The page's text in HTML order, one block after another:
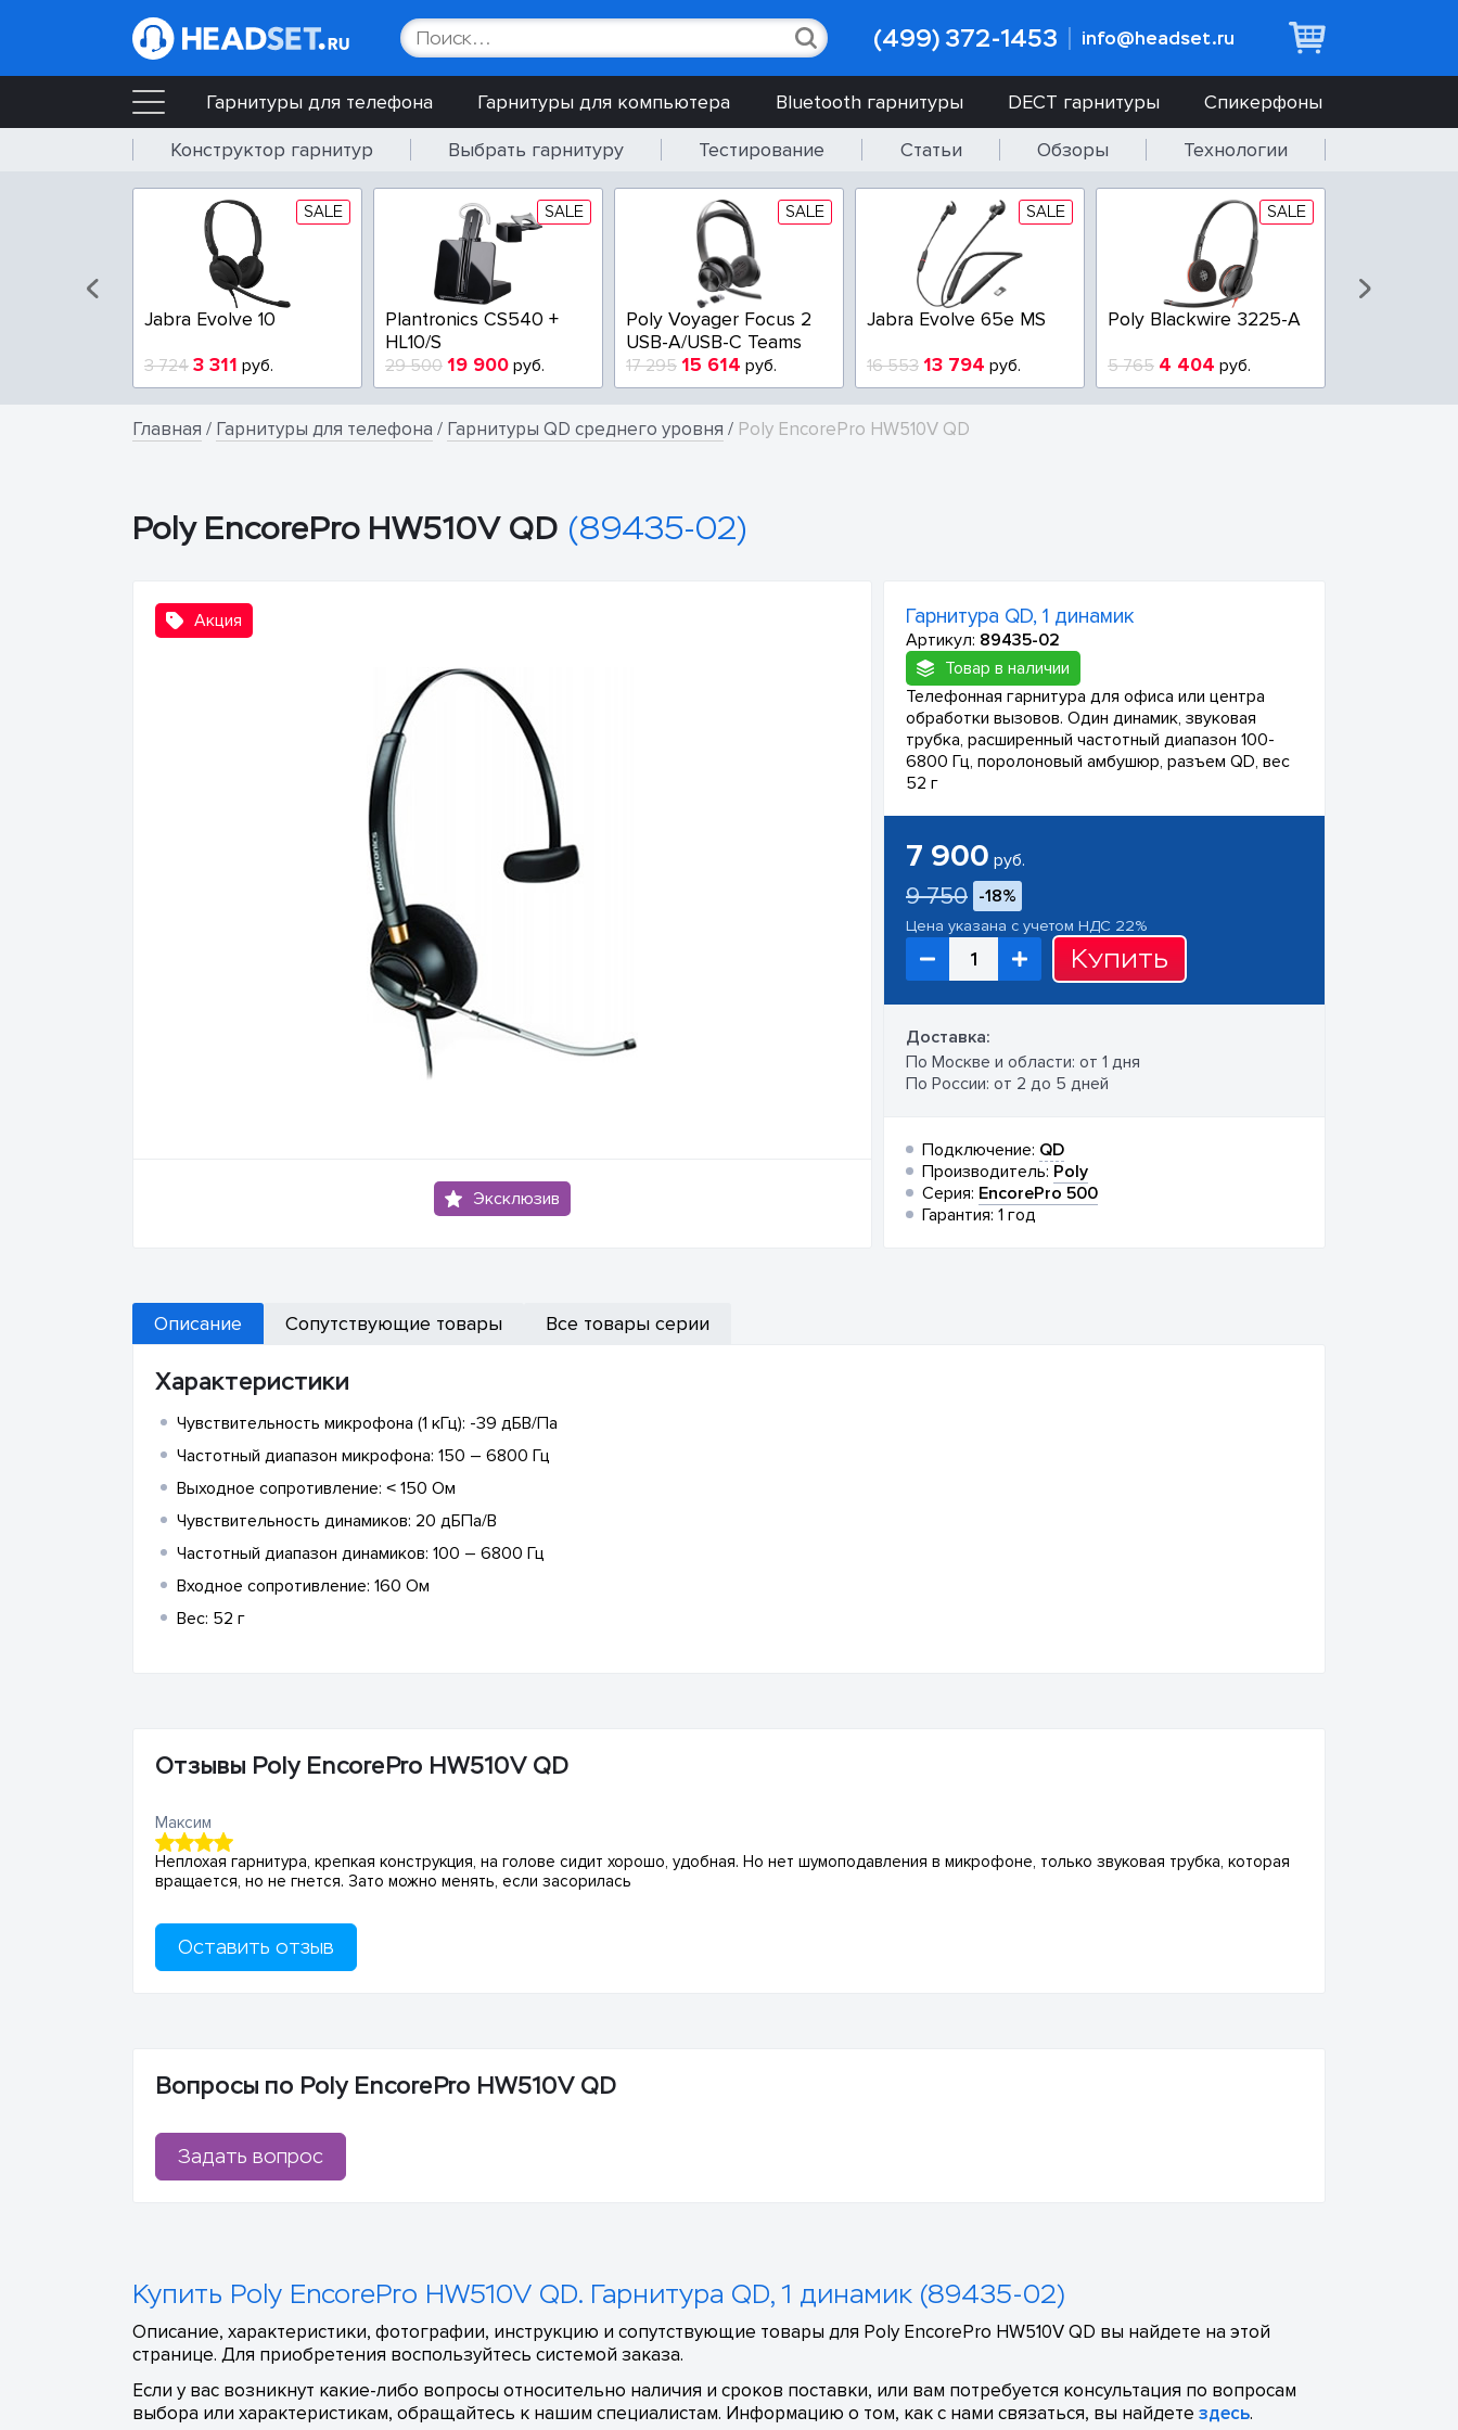
(499) 372-1453 info@headset.ru
Гарнитуры для телефона Гарнитуры для компьютера Bluetooth гарнитуры DECT гарнитуры
Спикерфоны
Конструктор гарнитур
Выбрать гарнитуру Тестирование Статьи Обзоры Технологии
SALE
Jabra Evolve 10
3 724 3 311 руб.
SALE
Plantronics CS540 +
HL10/S
29 500 19 900 руб.
SALE
Poly Voyager Focus 2
USB-A/USB-C Teams
17 295 15 614 руб.
SALE
Jabra Evolve 65e MS
16 553 13 794 руб.
SALE
Poly Blackwire 3225-A
5 765 4 404 руб.
Главная / Гарнитуры для телефона / Гарнитуры QD среднего уровня / Poly EncorePro HW510V QD
Poly EncorePro HW510V QD (89435-02)
Акция
Эксклюзив
Гарнитура QD, 1 динамик
Артикул: 89435-02
Товар в наличии
Телефонная гарнитура для офиса или центра
обработки вызовов. Один динамик, звуковая
трубка, расширенный частотный диапазон 100-
6800 Гц, поролоновый амбушюр, разъем QD, вес
52 г
7 900 руб.
9 750 -18%
Цена указана с учетом НДС 22%
Купить
Доставка:
По Москве и области: от 1 дня
По России: от 2 до 5 дней
Подключение: QD
Производитель: Poly
Серия: EncorePro 500
Гарантия: 1 год
Описание Сопутствующие товары Все товары серии
Характеристики
Чувствительность микрофона (1 кГц): -39 дБВ/Па
Частотный диапазон микрофона: 150 – 6800 Гц
Выходное сопротивление: ˂ 150 Ом
Чувствительность динамиков: 20 дБПа/В
Частотный диапазон динамиков: 100 – 6800 Гц
Входное сопротивление: 160 Ом
Вес: 52 г
Отзывы Poly EncorePro HW510V QD
Максим
Неплохая гарнитура, крепкая конструкция, на голове сидит хорошо, удобная. Но нет шумоподавления в микрофоне, только звуковая трубка, которая
вращается, но не гнется. Зато можно менять, если засорилась
Оставить отзыв
Вопросы по Poly EncorePro HW510V QD
Задать вопрос
Купить Poly EncorePro HW510V QD. Гарнитура QD, 1 динамик (89435-02)
Описание, характеристики, фотографии, инструкцию и сопутствующие товары для Poly EncorePro HW510V QD вы найдете на этой
странице. Для приобретения воспользуйтесь системой заказа.
Если у вас возникнут какие-либо вопросы относительно наличия и сроков поставки, или вам потребуется консультация по вопросам
выбора или характеристикам, обращайтесь к нашим специалистам. Информацию о том, как с нами связаться, вы найдете здесь.